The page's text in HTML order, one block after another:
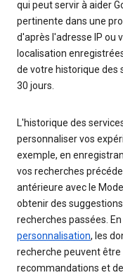
qui peut servir à aider
pertinente dans une
d'après l'adresse IP ou
localisation
de votre historique des
30 jours.
L'historique des
personnaliser vos
exemple, en
vos recherches
antérieure avec le
obtenir des
recherches passées.
personnalisation, les
recherche peuvent
recommandations et